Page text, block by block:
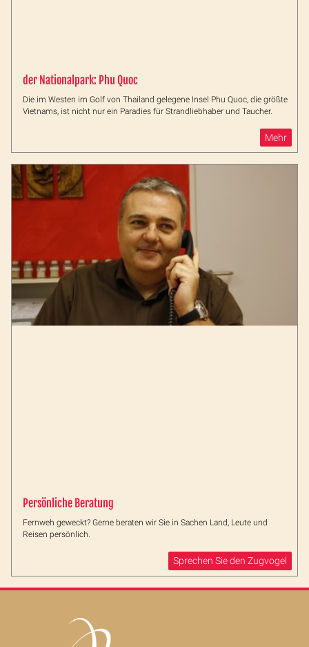
der Nationalpark: Phu Quoc
Die im Westen im Golf von Thailand gelegene Insel Phu Quoc, die größte
Vietnams, ist nicht nur ein Paradies für Strandliebhaber und Taucher.
Mehr
Persönliche Beratung
Fernweh geweckt? Gerne beraten wir Sie in Sachen Land, Leute und
Reisen persönlich.
Sprechen Sie den Zugvogel